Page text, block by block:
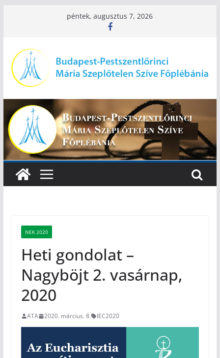
péntek, augusztus 7, 2026
NEK 2020
Heti gondolat –
Nagyböjt 2. vasárnap,
2020
ATA 2020. március. 8. IEC2020